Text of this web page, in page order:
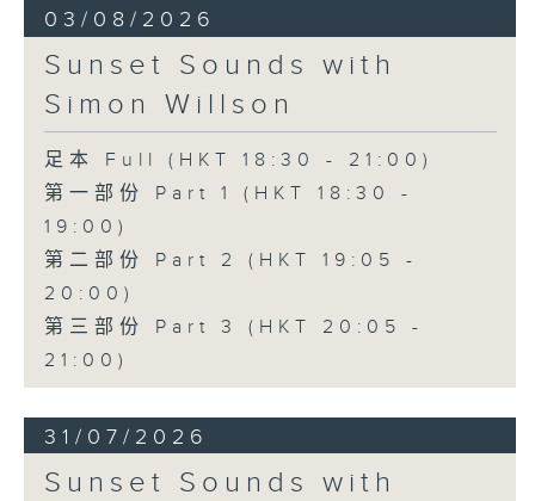
03/08/2026
Sunset Sounds with
Simon Willson
足本 Full (HKT 18:30 - 21:00)
第一部份 Part 1 (HKT 18:30 -
19:00)
第二部份 Part 2 (HKT 19:05 -
20:00)
第三部份 Part 3 (HKT 20:05 -
21:00)
31/07/2026
Sunset Sounds with